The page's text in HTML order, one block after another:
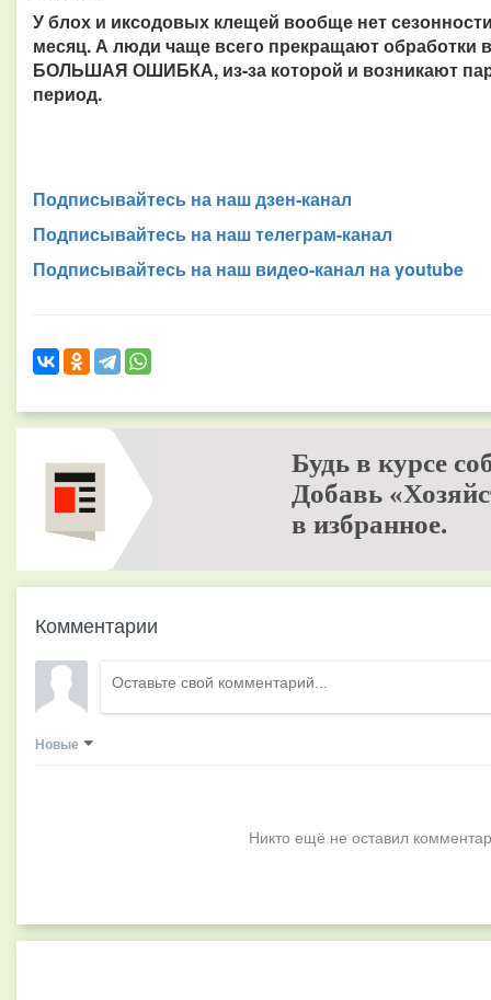
У блох и иксодовых клещей вообще нет
месяц. А люди чаще всего прекращают обработки
БОЛЬШАЯ ОШИБКА, из-за которой и возникают
период.
Подписывайтесь на наш дзен-канал
Подписывайтесь на наш телеграм-канал
Подписывайтесь на наш видео-канал на youtube
Будь в курсе
Добавь
в избранное.
Комментарии
Новые
Никто ещё не оставил